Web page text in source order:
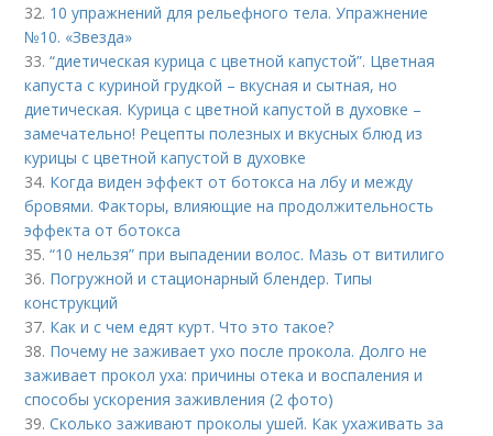
32. 10 упражнений для рельефного тела. Упражнение
№10. «Звезда»
33.“диетическая курица с цветной капустой”. Цветная
капуста с куриной грудкой – вкусная и сытная, но
диетическая. Курица с цветной капустой в духовке –
замечательно! Рецепты полезных и вкусных блюд из
курицы с цветной капустой в духовке
34. Когда виден эффект от ботокса на лбу и между
бровями. Факторы, влияющие на продолжительность
эффекта от ботокса
35.“10 нельзя” при выпадении волос. Мазь от витилиго
36. Погружной и стационарный блендер. Типы
конструкций
37. Как и с чем едят курт. Что это такое?
38. Почему не заживает ухо после прокола. Долго не
заживает прокол уха: причины отека и воспаления и
способы ускорения заживления (2 фото)
39.Сколько заживают проколы ушей. Как ухаживать за